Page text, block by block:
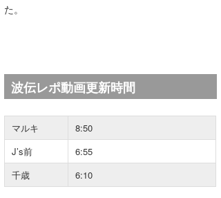
た。
波伝レポ動画更新時間
マルキ
8:50
J’s前
6:55
千歳
6:10
Core Surf Japan
Naoya Kimoto
メディア
波伝説アンバサダー/プロライダー